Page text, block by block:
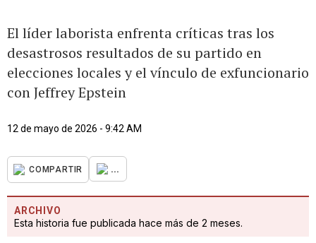
El líder laborista enfrenta críticas tras los
desastrosos resultados de su partido en
elecciones locales y el vínculo de exfuncionario
con Jeffrey Epstein
12 de mayo de 2026 - 9:42 AM
COMPARTIR ...
ARCHIVO
Esta historia fue publicada hace más de 2 meses.